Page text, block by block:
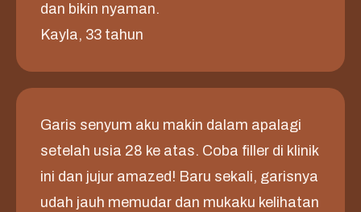
dan bikin nyaman.
Kayla, 33 tahun
Garis senyum aku makin dalam apalagi
setelah usia 28 ke atas. Coba filler di klinik
ini dan jujur amazed! Baru sekali, garisnya
udah jauh memudar dan mukaku kelihatan